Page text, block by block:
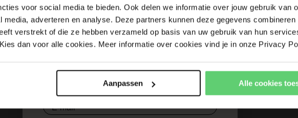
voor social media te bieden. Ook delen we informatie over jouw gebruik van
media, adverteren en analyse. Deze partners kunnen deze gegevens combineren
verstrekt of die ze hebben verzameld op basis van uw gebruik van hun
dan voor alle cookies. Meer informatie over cookies vind je in onze Privacy
Aanpassen Alle cookies
Dit is een live (online) face to face consult van 15 minuten waarin
huid bekijken en jou een goed advies geven om zo het beste uit jouw
skincare advies kun je dit consult boeken.
Gratis zeep
10% korting
Vul je e-mailadres in, draai en win! Je prijs is direct te
verzilveren.